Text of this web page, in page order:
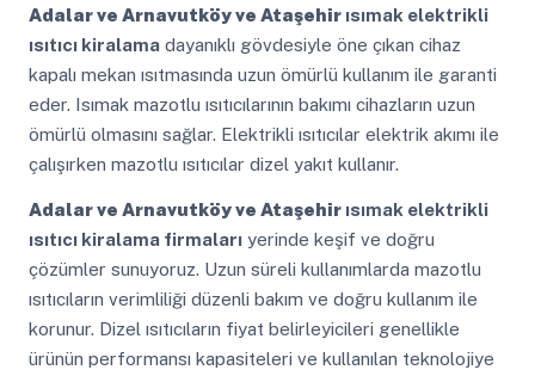
Adalar ve Arnavutköy ve Ataşehirısımak elektrikli
ısıtıcı kiralamadayanıklı gövdesiyle öne çıkan cihaz
kapalı mekan ısıtmasında uzun ömürlü kullanım ile garanti
eder. Isımak mazotlu ısıtıcılarının bakımı cihazların uzun
ömürlü olmasını sağlar. Elektrikli ısıtıcılar elektrik akımı ile
çalışırken mazotlu ısıtıcılar dizel yakıt kullanır.
Adalar ve Arnavutköy ve Ataşehirısımak elektrikli
ısıtıcı kiralama firmalarıyerinde keşif ve doğru
çözümler sunuyoruz. Uzun süreli kullanımlarda mazotlu
ısıtıcıların verimliliği düzenli bakım ve doğru kullanım ile
korunur. Dizel ısıtıcıların fiyat belirleyicileri genellikle
ürünün performansı kapasiteleri ve kullanılan teknolojiye